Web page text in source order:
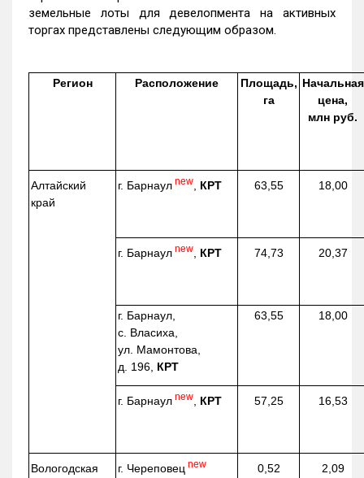
земельные лоты для девелопмента на активных
торгах представлены следующим образом.
Регион Расположение
Площадь,
га
Начальная
цена,
млн руб.
Алтайский
край
г. Барнаул new КРТ 63,55 18,00
г. Барнаул new КРТ 74,73 20,37
г. Барнаул,
с. Власиха,
ул. Мамонтова,
д. 196, КРТ
63,55 18,00
г. Барнаул new КРТ 57,25 16,53
Вологодская
г. Череповец new 0,52 2,09